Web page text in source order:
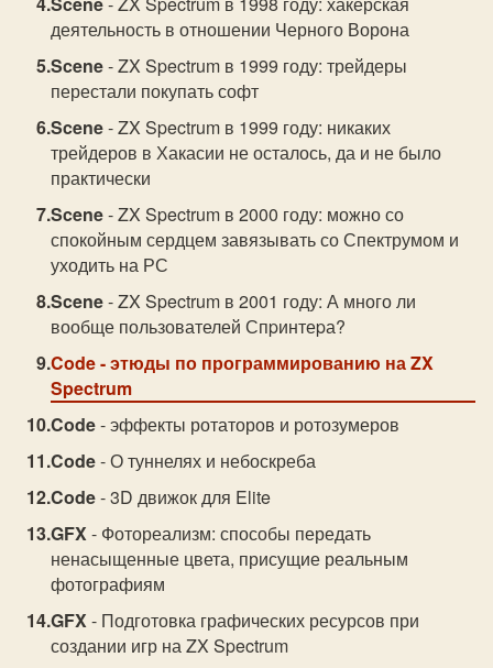
деятельность в отношении Черного Ворона
Scene- ZX Spectrum в 1999 году: трейдеры
перестали покупать софт
Scene- ZX Spectrum в 1999 году: никаких
трейдеров в Хакасии не осталось, да и не было
практически
Scene- ZX Spectrum в 2000 году: можно со
спокойным сердцем завязывать со Спектрумом и
уходить на РС
Scene- ZX Spectrum в 2001 году: А много ли
вообще пользователей Спpинтеpа?
Code- этюды по программированию на ZX
Spectrum
Code- эффекты ротаторов и ротозумеров
Code- О туннелях и небоскреба
Code- 3D движок для Elite
GFX- Фотореализм: способы передать
ненасыщенные цвета, присущие реальным
фотографиям
GFX- Подготовка графических ресурсов при
создании игр на ZX Spectrum